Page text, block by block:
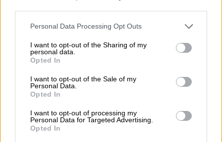
Please note that this website/app uses one or more Google
not limited to your visit or usage behaviour. You may click to
grant or deny consent to Google and its third-party tags to
use your data for below specified purposes in below Google
consent section.
Personal Data Processing Opt Outs
I want to opt-out of the Sharing of my
personal data.
Opted In
I want to opt-out of the Sale of my
Personal Data.
Opted In
I want to opt-out of processing my
Personal Data for Targeted Advertising.
Opted In
διάρκεια της τελευταίας συναυλίας του
πατέρα της, Όζι Όσμπορν (Ozzy Osbourne) με
τους Black Sabbath στο Μπέρμιγχαμ, σε μια
Σύμφωνα με πηγές από το περιβάλλον της,
καθώς προσπαθεί να διαχειριστεί τόσο τον
χωρισμό όσο και την απώλεια του πατέρα